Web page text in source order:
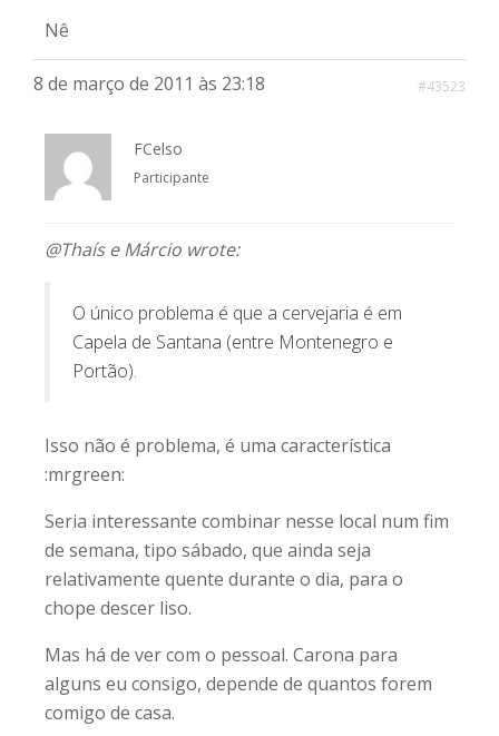
Nê
8 de março de 2011 às 23:18 #43523
FCelso
Participante
@Thaís e Márcio wrote:
O único problema é que a cervejaria é em
Capela de Santana (entre Montenegro e
Portão).
Isso não é problema, é uma característica
:mrgreen:
Seria interessante combinar nesse local num fim
de semana, tipo sábado, que ainda seja
relativamente quente durante o dia, para o
chope descer liso.
Mas há de ver com o pessoal. Carona para
alguns eu consigo, depende de quantos forem
comigo de casa.